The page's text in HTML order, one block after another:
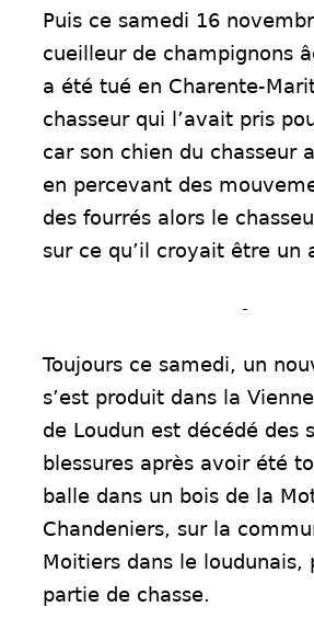
Puis ce samedi 16
cueilleur de champignons
a été tué en Charente-
chasseur qui l’avait pris
car son chien du chasseur
en percevant des
des fourrés alors le
sur ce qu’il croyait être un
Toujours ce samedi, un
s’est produit dans la
de Loudun est décédé des
blessures après avoir été
balle dans un bois de la
Chandeniers, sur la
Moitiers dans le loudunais,
partie de chasse.